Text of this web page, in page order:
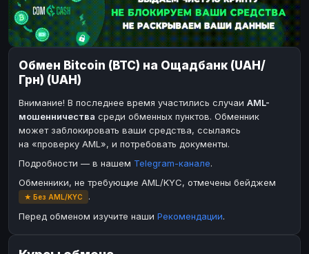
Bitcoin Cash BCH
BinanceCoin BEP20
Ether Classic ETC
Solana
XRP
TRX TRON
Bitcoin Cash BCH
BinanceCoin
Ripple
Paxum USD
Perfect Money
Payoneer USD
Paxum
Payoneer
Обмен Bitcoin (BTC) на Ощадбанк (UAH/
Грн) (UAH)
Внимание! В последнее время участились случаи AML-
мошенничества среди обменных пунктов. Обменник
может заблокировать ваши средства, ссылаясь
на «проверку AML», и потребовать документы.
Подробности — в нашем Telegram-канале.
Обменники, не требующие AML/KYC, отмечены бейджем
★ Без AML/KYC
.
Перед обменом изучите наши Рекомендации.